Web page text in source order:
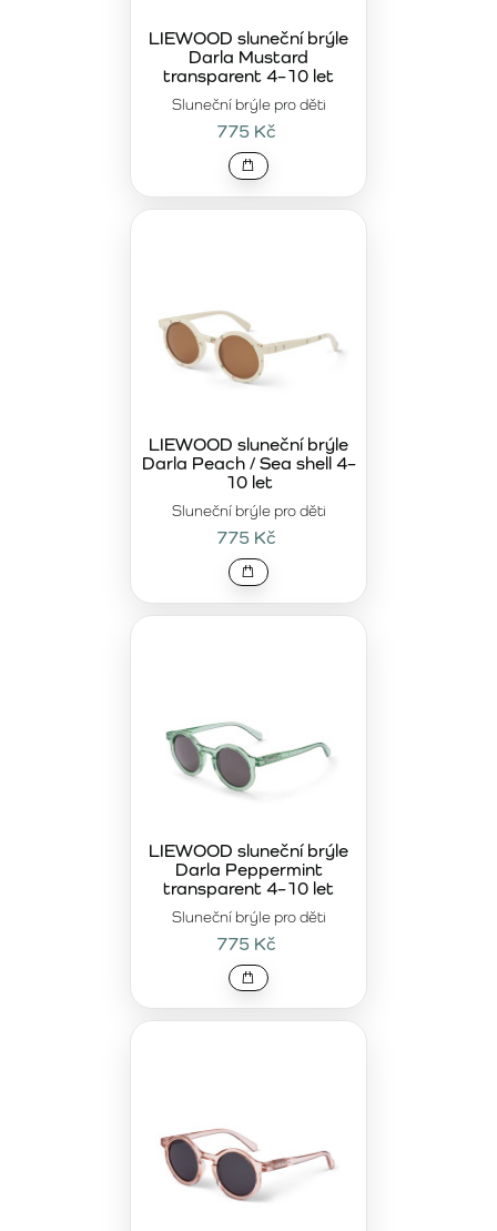
Sluneční brýle pro děti
LIEWOOD sluneční brýle
Darla Mustard
transparent 4–10 let
775 Kč
Sluneční brýle pro děti
LIEWOOD sluneční brýle
Darla Peach / Sea shell 4–
10 let
775 Kč
Sluneční brýle pro děti
LIEWOOD sluneční brýle
Darla Peppermint
transparent 4–10 let
775 Kč